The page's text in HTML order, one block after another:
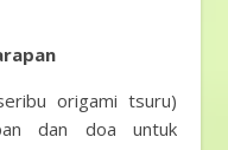
origami tsuru)
dan doa untuk